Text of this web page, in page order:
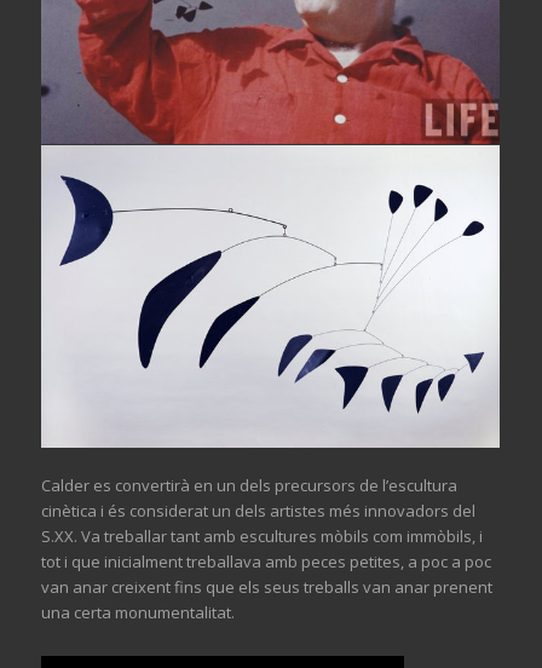
Calder es convertirà en un dels precursors de l’escultura
cinètica i és considerat un dels artistes més innovadors del
S.XX. Va treballar tant amb escultures mòbils com immòbils, i
tot i que inicialment treballava amb peces petites, a poc a poc
van anar creixent fins que els seus treballs van anar prenent
una certa monumentalitat.